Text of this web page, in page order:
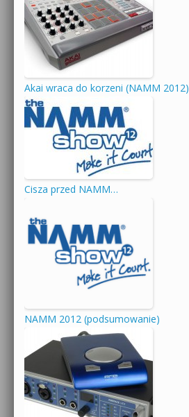
Akai wraca do korzeni (NAMM 2012)
Cisza przed NAMM…
NAMM 2012 (podsumowanie)